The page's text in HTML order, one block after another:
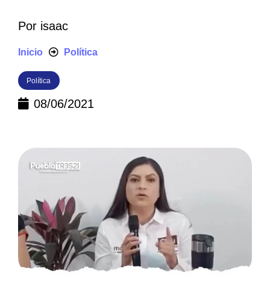
Por isaac
Inicio Política
Política
08/06/2021